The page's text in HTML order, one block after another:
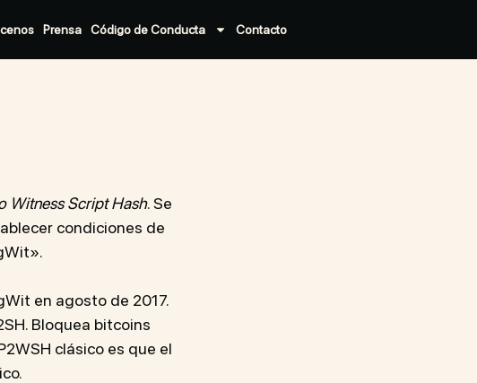
Prensa Código de Conducta Contacto
Witness Script Hash. Se
condiciones de
en agosto de 2017.
Bloquea bitcoins
clásico es que el